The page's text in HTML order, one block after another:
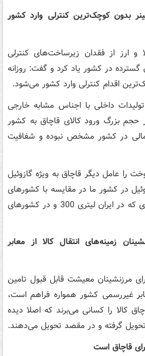
سه هزار و 300 کانتینر بدون کوچک‌ترین کنترلی وارد کشور
و ارز از فقدان زیرساخت‌های کنترلی
در کشور یاد کرد و گفت: روزانه
داخلی با اجناس مشابه خارجی
بزرگ ورود کالای قاچاق به کشور
در کشور مشخص نبوده و شفافیت
را عامل دیگر قاچاق به ویژه گازوئیل
در کشور ما در مقایسه با کشورهای
همسایه تفاوت عمده دارد به طوری که در ایران لیتری 300 و در کشورهای
زمینه‌های انتقال کالا از معابر
مرزنشینان معیشت قابل قبول تامین
غیررسمی کشور همواره فراهم است،
کالا را کسانی می‌برند که اصلا دیده
گرفته و در مقصد تحویل می‌دهند.
قاچاق است